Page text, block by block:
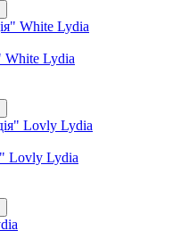
White Lydia
Lovly Lydia